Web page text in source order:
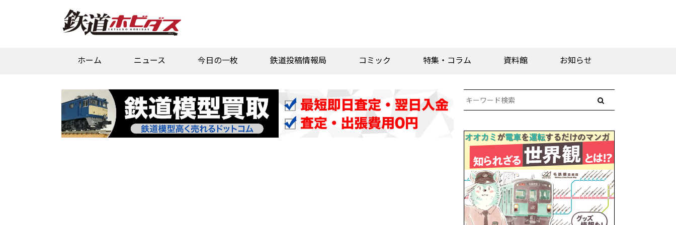
ホーム ニュース 今日の一枚 鉄道投稿情報局 コミック 特集・コラム 資料館 お知らせ